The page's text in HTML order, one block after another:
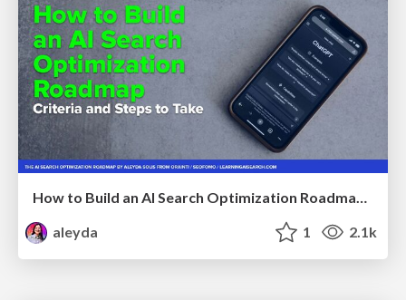
How to Build an AI Search Optimization Roadmap - Criteria and Steps to Take #SEOIRL
aleyda
1 2.1k